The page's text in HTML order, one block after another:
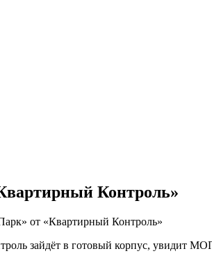
Контроль»
от «Квартирный Контроль»
зайдёт в готовый корпус, увидит